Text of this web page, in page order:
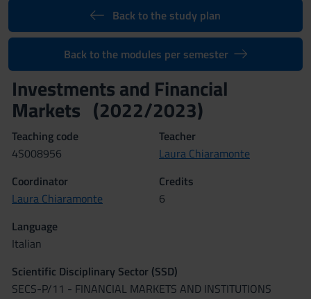
Back to the study plan
Back to the modules per semester
Investments and Financial
Markets (2022/2023)
Teaching code
4S008956
Teacher
Laura Chiaramonte
Coordinator
Laura Chiaramonte
Credits
6
Language
Italian
Scientific Disciplinary Sector (SSD)
SECS-P/11 - FINANCIAL MARKETS AND INSTITUTIONS